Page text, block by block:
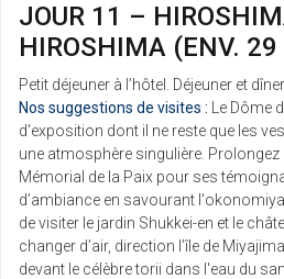
JOUR 11 –
HIROSHIMA (ENV.
Petit déjeuner à l’hôtel. Déjeuner et
Nos suggestions de visites : Le Dôme
d'exposition dont il ne reste que les
une atmosphère singulière. Prolongez
Mémorial de la Paix pour ses
d’ambiance en savourant
de visiter le jardin Shukkei-en et le
changer d’air, direction l’île de
devant le célèbre torii dans l'eau du